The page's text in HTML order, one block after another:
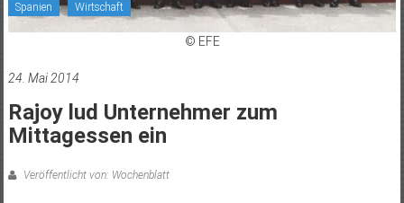
Spanien Wirtschaft
© EFE
24. Mai 2014
Rajoy lud Unternehmer zum
Mittagessen ein
Veröffentlicht von: Wochenblatt